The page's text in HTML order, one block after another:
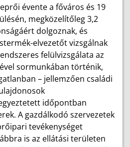
évente a főváros és 19
megközelítőleg 3,2
dolgoznak, és
elvezetőt vizsgálnak
felülvizsgálata az
sormunkában történik,
– jellemzően családi
időpontban
A gazdálkodó szervezetek
tevékenységet
is az ellátási területen